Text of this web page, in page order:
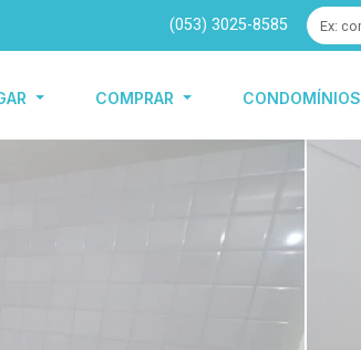
(053) 3025-8585
COMPRAR CONDOMÍNIOS